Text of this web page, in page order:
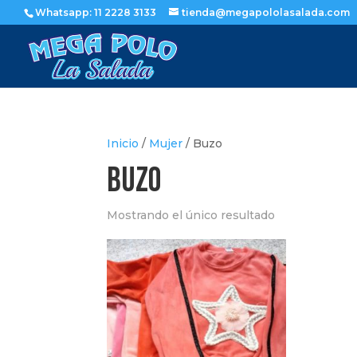
Whatsapp: 11 2228 3133 tienda@megapololasalada.com
Inicio / Mujer / Buzo
Buzo
Mostrando el único resultado